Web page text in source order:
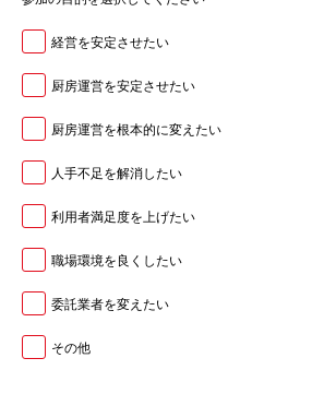
経営を安定させたい
厨房運営を安定させたい
厨房運営を根本的に変えたい
人手不足を解消したい
利用者満足度を上げたい
職場環境を良くしたい
委託業者を変えたい
その他